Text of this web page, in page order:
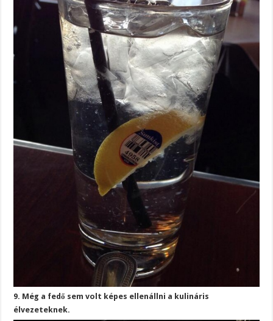
9. Még a fedő sem volt képes ellenállni a kulináris
élvezeteknek.